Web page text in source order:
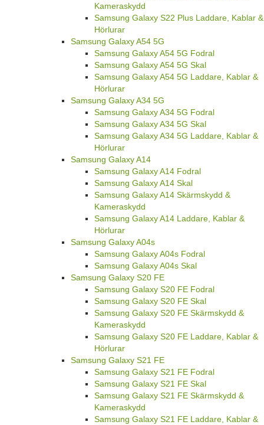
Kameraskydd
Samsung Galaxy S22 Plus Laddare, Kablar &
Hörlurar
Samsung Galaxy A54 5G
Samsung Galaxy A54 5G Fodral
Samsung Galaxy A54 5G Skal
Samsung Galaxy A54 5G Laddare, Kablar &
Hörlurar
Samsung Galaxy A34 5G
Samsung Galaxy A34 5G Fodral
Samsung Galaxy A34 5G Skal
Samsung Galaxy A34 5G Laddare, Kablar &
Hörlurar
Samsung Galaxy A14
Samsung Galaxy A14 Fodral
Samsung Galaxy A14 Skal
Samsung Galaxy A14 Skärmskydd &
Kameraskydd
Samsung Galaxy A14 Laddare, Kablar &
Hörlurar
Samsung Galaxy A04s
Samsung Galaxy A04s Fodral
Samsung Galaxy A04s Skal
Samsung Galaxy S20 FE
Samsung Galaxy S20 FE Fodral
Samsung Galaxy S20 FE Skal
Samsung Galaxy S20 FE Skärmskydd &
Kameraskydd
Samsung Galaxy S20 FE Laddare, Kablar &
Hörlurar
Samsung Galaxy S21 FE
Samsung Galaxy S21 FE Fodral
Samsung Galaxy S21 FE Skal
Samsung Galaxy S21 FE Skärmskydd &
Kameraskydd
Samsung Galaxy S21 FE Laddare, Kablar &